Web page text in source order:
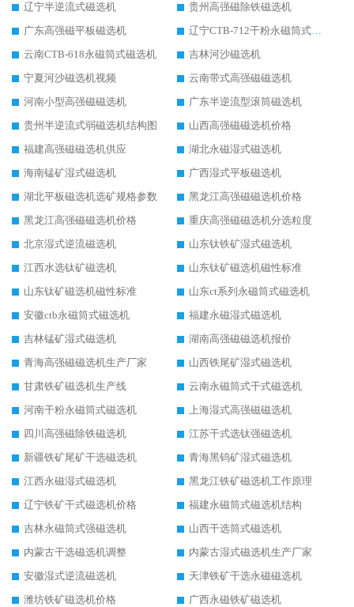
辽宁半逆流式磁选机
贵州高强磁除铁磁选机
广东高强磁平板磁选机
辽宁CTB-712干粉永磁筒式磁选机
云南CTB-618永磁筒式磁选机
吉林河沙磁选机
宁夏河沙磁选机视频
云南带式高强磁磁选机
河南小型高强磁磁选机
广东半逆流型滚筒磁选机
贵州半逆流式弱磁选机结构图
山西高强磁磁选机价格
福建高强磁磁选机供应
湖北永磁湿式磁选机
海南锰矿湿式磁选机
广西湿式平板磁选机
湖北平板磁选机选矿规格参数
黑龙江高强磁磁选机价格
黑龙江高强磁磁选机价格
重庆高强磁磁选机分选粒度
北京湿式逆流磁选机
山东钛铁矿湿式磁选机
江西水选钛矿磁选机
山东钛矿磁选机磁性标准
山东钛矿磁选机磁性标准
山东ct系列永磁筒式磁选机
安徽ctb永磁筒式磁选机
福建永磁湿式磁选机
吉林锰矿湿式磁选机
湖南高强磁磁选机报价
青海高强磁磁选机生产厂家
山西铁尾矿湿式磁选机
甘肃铁矿磁选机生产线
云南永磁筒式干式磁选机
河南干粉永磁筒式磁选机
上海湿式高强磁磁选机
四川高强磁除铁磁选机
江苏干式选钛强磁选机
新疆铁矿尾矿干选磁选机
青海黑钨矿湿式磁选机
江西永磁湿式磁选机
黑龙江铁矿磁选机工作原理
辽宁铁矿干式磁选机价格
福建永磁筒式磁选机结构
吉林永磁筒式强磁选机
山西干选筒式磁选机
内蒙古干选磁选机调整
内蒙古湿式磁选机生产厂家
安徽湿式逆流磁选机
天津铁矿干选永磁磁选机
潍坊铁矿磁选机价格
广西永磁铁矿磁选机